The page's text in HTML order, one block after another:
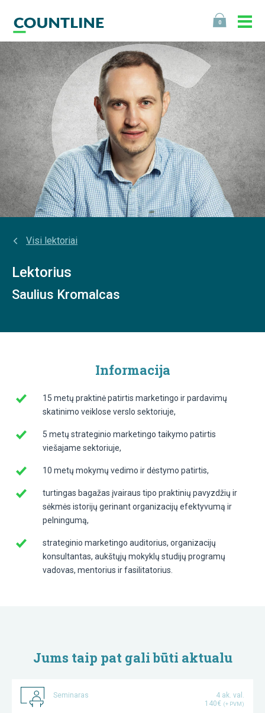
0
Visi lektoriai
Lektorius
Saulius Kromalcas
Informacija
15 metų praktinė patirtis marketingo ir pardavimų
skatinimo veiklose verslo sektoriuje,
5 metų strateginio marketingo taikymo patirtis
viešajame sektoriuje,
10 metų mokymų vedimo ir dėstymo patirtis,
turtingas bagažas įvairaus tipo praktinių pavyzdžių ir
sėkmės istorijų gerinant organizacijų efektyvumą ir
pelningumą,
strateginio marketingo auditorius, organizacijų
konsultantas, aukštųjų mokyklų studijų programų
vadovas, mentorius ir fasilitatorius.
Jums taip pat gali būti aktualu
Seminaras
4 ak. val.
140€ (+ PVM)